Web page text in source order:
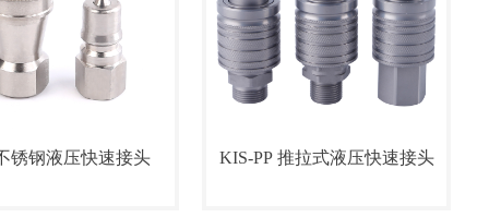
锈钢液压快速接头 KIS-PP 推拉式液压快速接头